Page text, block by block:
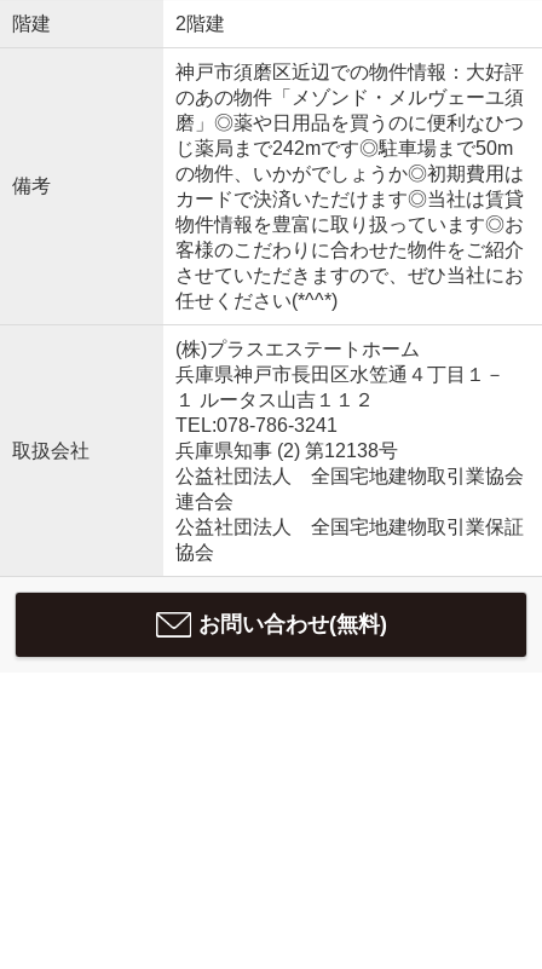
階建 2階建
備考
神戸市須磨区近辺での物件情報：大好評
のあの物件「メゾンド・メルヴェーユ須
磨」◎薬や日用品を買うのに便利なひつ
じ薬局まで242mです◎駐車場まで50m
の物件、いかがでしょうか◎初期費用は
カードで決済いただけます◎当社は賃貸
物件情報を豊富に取り扱っています◎お
客様のこだわりに合わせた物件をご紹介
させていただきますので、ぜひ当社にお
任せください(*^^*)
取扱会社
(株)プラスエステートホーム
兵庫県神戸市長田区水笠通４丁目１－
１ ルータス山吉１１２
TEL:078-786-3241
兵庫県知事 (2) 第12138号
公益社団法人 全国宅地建物取引業協会
連合会
公益社団法人 全国宅地建物取引業保証
協会
お問い合わせ(無料)